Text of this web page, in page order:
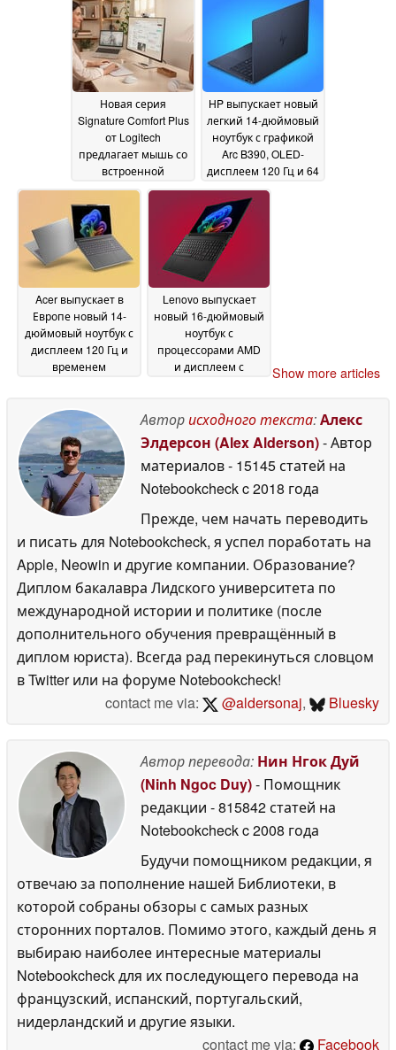
Новая серия
Signature Comfort Plus
от Logitech
предлагает мышь со
встроенной
подушкой для
ладоней и
клавиатуру с мягкой
подставкой для
запястий из
двойной пены
29 May
2026
HP выпускает новый
легкий 14-дюймовый
ноутбук с графикой
Arc B390, OLED-
дисплеем 120 Гц и 64
ГБ ОЗУ29 May 2026
Acer выпускает в
Европе новый 14-
дюймовый ноутбук с
дисплеем 120 Гц и
временем
2026
Lenovo выпускает
новый 16-дюймовый
ноутбук с
процессорами AMD
и дисплеем с
Show more articles
Авторисходного текста:Алекс
Элдерсон (Alex Alderson)- Автор
материалов- 15145 статей на
Notebookcheckc 2018 года
Прежде, чем начать переводить
и писать для Notebookcheck, я успел поработать на
Apple, Neowin и другие компании. Образование?
Диплом бакалавра Лидского университета по
международной истории и политике (после
дополнительного обучения превращённый в
диплом юриста). Всегда рад перекинуться словцом
в Twitter или на форуме Notebookcheck!
contact me via:
@aldersonaj, Bluesky
Автор перевода: Нин Нгок Дуй
(Ninh Ngoc Duy)- Помощник
редакции - 815842 статей на
Notebookcheckc 2008 года
Будучи помощником редакции, я
отвечаю за пополнение нашей Библиотеки, в
которой собраны обзоры с самых разных
сторонних порталов. Помимо этого, каждый день я
выбираю наиболее интересные материалы
Notebookcheck для их последующего перевода на
французский, испанский, португальский,
нидерландский и другие языки.
contact me via:
Facebook